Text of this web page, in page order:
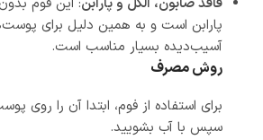
فاقد صابون، الکل و پارابن: این فوم
پارابن است و به همین دلیل برای
آسیب‌دیده بسیار مناسب است.
روش مصرف
برای استفاده از فوم، ابتدا آن را روی
سپس با آب بشویید.